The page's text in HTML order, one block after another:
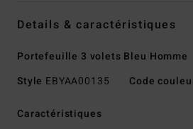
Details & caractéristiques
Portefeuille 3 volets Bleu Homme
Style EBYAA00135 Code
Caractéristiques